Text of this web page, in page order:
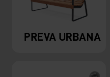
PREVA URBANA